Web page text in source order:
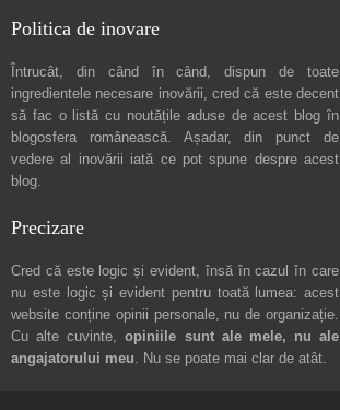
Politica de inovare
Întrucât, din când în când, dispun de toate
ingredientele necesare inovării, cred că este decent
să fac o listă cu noutățile aduse de acest blog în
blogosfera românească. Așadar, din punct de
vedere al inovării iată ce pot spune despre acest
blog.
Precizare
Cred că este logic și evident, însă în cazul în care
nu este logic și evident pentru toată lumea: acest
website conține opinii personale, nu de organizație.
Cu alte cuvinte,opiniile sunt ale mele, nu ale
angajatorului meu. Nu se poate mai clar de atât.